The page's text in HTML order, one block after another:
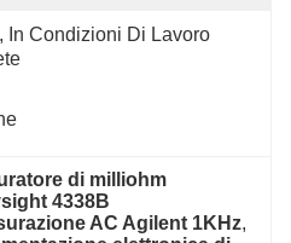
In Condizioni Di Lavoro
di milliohm
4338B
AC Agilent 1KHz